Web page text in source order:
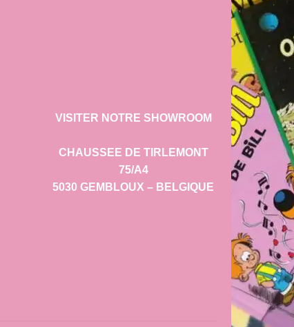
VISITER NOTRE SHOWROOM
CHAUSSEE DE TIRLEMONT
75/A4
5030 GEMBLOUX – BELGIQUE